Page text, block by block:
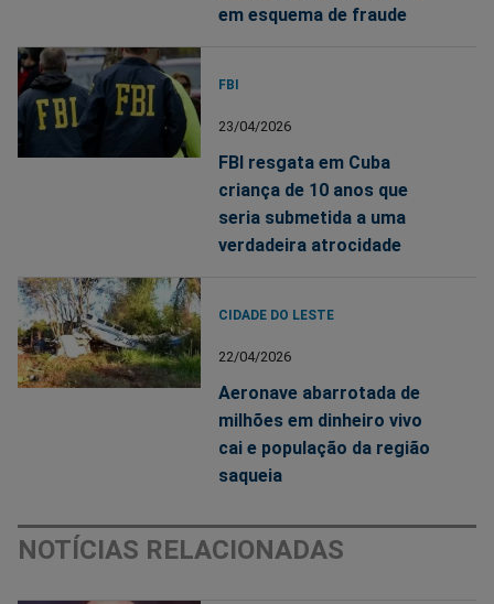
em esquema de fraude
FBI
23/04/2026
FBI resgata em Cuba
criança de 10 anos que
seria submetida a uma
verdadeira atrocidade
CIDADE DO LESTE
22/04/2026
Aeronave abarrotada de
milhões em dinheiro vivo
cai e população da região
saqueia
NOTÍCIAS RELACIONADAS